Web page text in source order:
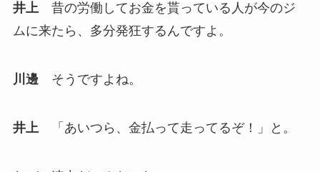
井上昔の労働してお金を貰っている人が今のジ
ムに来たら、多分発狂するんですよ。
川邊そうですよね。
井上 「あいつら、金払って走ってるぞ！」と。